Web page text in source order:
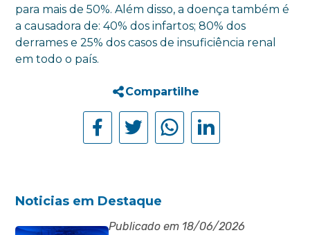
para mais de 50%. Além disso, a doença também é
a causadora de: 40% dos infartos; 80% dos
derrames e 25% dos casos de insuficiência renal
em todo o país.
Compartilhe
Noticias em Destaque
Publicado em 18/06/2026